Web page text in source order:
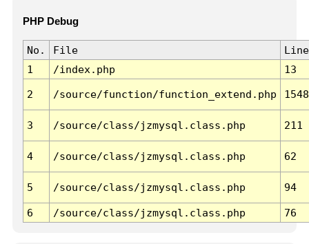
PHP Debug
No. File
Line
1
/index.php 13
2 /source/function/function_extend.php 1548
3 /source/class/jzmysql.class.php 211
4 /source/class/jzmysql.class.php 62
5 /source/class/jzmysql.class.php 94
6 /source/class/jzmysql.class.php 76